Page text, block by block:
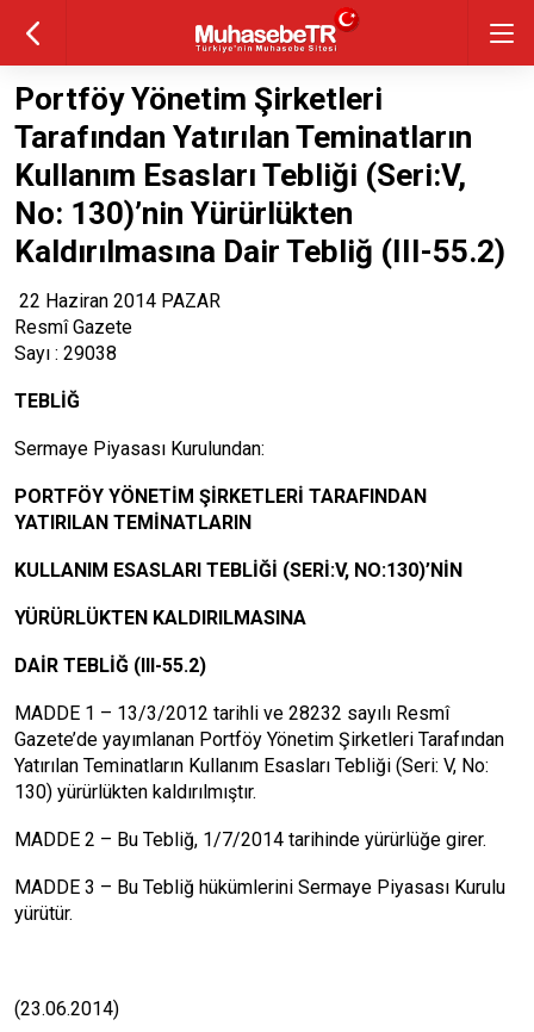
Portföy Yönetim Şirketleri
Tarafından Yatırılan Teminatların
Kullanım Esasları Tebliği (Seri:V,
No: 130)’nin Yürürlükten
Kaldırılmasına Dair Tebliğ (III-55.2)
22 Haziran 2014 PAZAR
Resmî Gazete
Sayı : 29038
TEBLİĞ
Sermaye Piyasası Kurulundan:
PORTFÖY YÖNETİM ŞİRKETLERİ TARAFINDAN
YATIRILAN TEMİNATLARIN
KULLANIM ESASLARI TEBLİĞİ (SERİ:V, NO:130)’NİN
YÜRÜRLÜKTEN KALDIRILMASINA
DAİR TEBLİĞ (III-55.2)
MADDE 1 – 13/3/2012 tarihli ve 28232 sayılı Resmî
Gazete’de yayımlanan Portföy Yönetim Şirketleri Tarafından
Yatırılan Teminatların Kullanım Esasları Tebliği (Seri: V, No:
130) yürürlükten kaldırılmıştır.
MADDE 2 – Bu Tebliğ, 1/7/2014 tarihinde yürürlüğe girer.
MADDE 3 – Bu Tebliğ hükümlerini Sermaye Piyasası Kurulu
yürütür.
(23.06.2014)